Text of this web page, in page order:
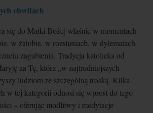
chwilach
się do Matki Bożej właśnie w momentach
w żałobie, w rozstaniach, w dylematach
zagubienia. Tradycja katolicka od
za Tę, która „w najtrudniejszych
ludziom ze szczególną troską. Kilka
w tej kategorii odnosi się wprost do tego
– oferując modlitwy i medytacje